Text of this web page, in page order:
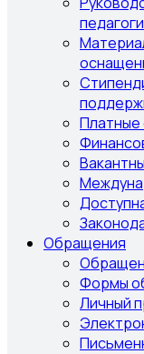
Платные
Обращения
Формы
Личный